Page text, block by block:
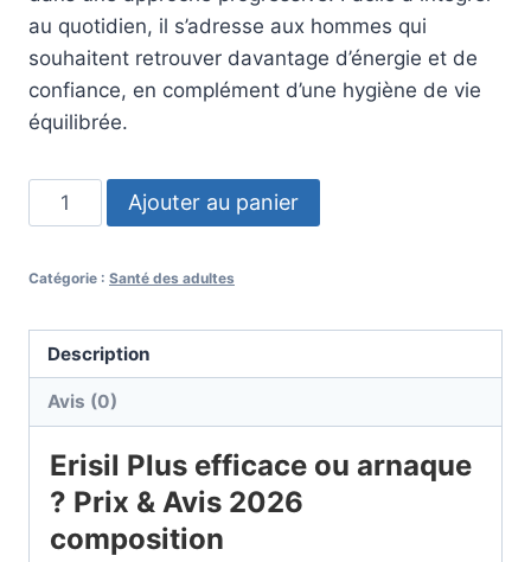
au quotidien, il s’adresse aux hommes qui
souhaitent retrouver davantage d’énergie et de
confiance, en complément d’une hygiène de vie
équilibrée.
quantité
de
Plus
Ajouter au panier
Catégorie : Santé des adultes
Description
Avis (0)
Erisil Plus efficace ou arnaque
? Prix & Avis 2026
composition